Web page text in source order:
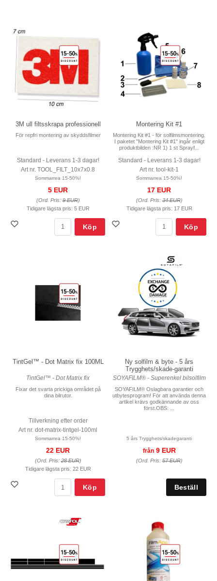
3M ull filtsskrapa professionell
För repfri montering av skyddsfilmer
Standard - Leverans 1-3 dagar!
Art nr. TOOL_FILT_10x7x0.8
Sommarrea 15-50%!
5 EUR
(Ord. Pris:9 EUR)
Tidigare lägsta pris: 5 EUR
Köp
Montering Kit #1
Montering Kit #1 - för solfilmsmontering.
I paketet "Montering Kit #1" ingår enligt
produktbilden :NR 1) 1 st Sprayf...
Standard - Leverans 1-3 dagar!
Art nr. tool-kit-1
Sommarrea 15-50%!
17 EUR
(Ord. Pris:34 EUR)
Tidigare lägsta pris: 17 EUR
Köp
TintGel™ - Dot Matrix fix 100ML
TintGel™ - Dot Matrix fix
Fixar det svarta prickiga området på
dina bilrutor.
Tillverkning efter order
Art nr. dot-matrix-tintgel-100ml
Sommarrea 15-50%!
22 EUR
(Ord. Pris:28 EUR)
Tidigare lägsta pris: 22 EUR
Köp
Ny solfilm & byte - 5 års
Trygghets/skade-garanti
SOYAFILM® - Superenkel bilsolfilm
SOYAFILM® Oslagbara garantier och
utbytesprogram! För att använda denna
artikel krävs godkännande av oss
först.OBS: ...
5 års Trygghets/skadegaranti
från9 EUR
(Ord. Pris:57 EUR)